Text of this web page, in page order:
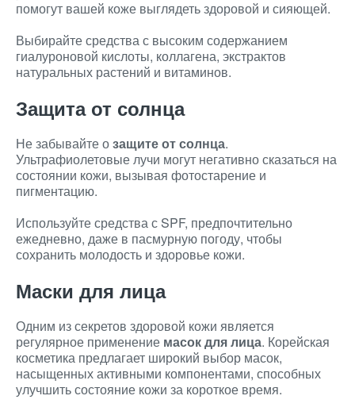
помогут вашей коже выглядеть здоровой и сияющей.
Выбирайте средства с высоким содержанием
гиалуроновой кислоты, коллагена, экстрактов
натуральных растений и витаминов.
Защита от солнца
Не забывайте озащите от солнца.
Ультрафиолетовые лучи могут негативно сказаться на
состоянии кожи, вызывая фотостарение и
пигментацию.
Используйте средства с SPF, предпочтительно
ежедневно, даже в пасмурную погоду, чтобы
сохранить молодость и здоровье кожи.
Маски для лица
Одним из секретов здоровой кожи является
регулярное применение масок для лица. Корейская
косметика предлагает широкий выбор масок,
насыщенных активными компонентами, способных
улучшить состояние кожи за короткое время.